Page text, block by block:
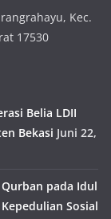
Kec.
17530
Belia LDII
Bekasi Juni 22,
pada Idul
Sosial